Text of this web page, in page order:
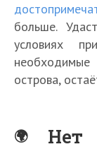
больше.
условиях
необходимые
острова,
Нет